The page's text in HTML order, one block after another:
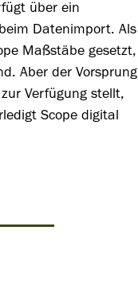
über ein
Datenimport. Als
Maßstäbe gesetzt,
Aber der Vorsprung
Verfügung stellt,
Scope digital